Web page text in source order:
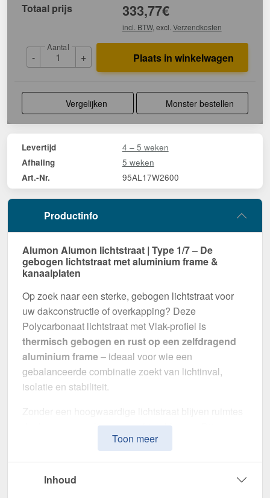
Totaal prijs
333,77€
incl. BTW, excl. Verzendkosten
-
Aantal
+ Plaats in winkelwagen
Vergelijken Monster bestellen
Levertijd 4 – 5 weken
Afhaling 5 weken
Art.-Nr. 95AL17W2600
Productinfo
Alumon Alumon lichtstraat | Type 1/7 – De
gebogen lichtstraat met aluminium frame &
kanaalplaten
Op zoek naar een sterke, gebogen lichtstraat voor
uw dakconstructie of overkapping? Deze
Polycarbonaat lichtstraat met Vlak-profiel is
thermisch gebogen en rust op een zelfdragend
aluminium frame– ideaal voor wie een
gebalanceerde combinatie zoekt van lichtinval,
isolatie en stabiliteit.
donker en gevoelig voor vochtproblemen. Dit
systeem is speciaal ontwikkeld om
perfect voor zowel kleine als grote projecten.
Toon meer
Inhoud